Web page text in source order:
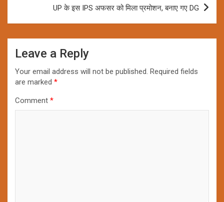
UP के इस IPS अफसर को मिला प्रमोशन, बनाए गए DG
Leave a Reply
Your email address will not be published. Required fields
are marked *
Comment *